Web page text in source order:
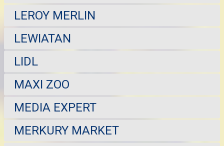
LEROY MERLIN
LEWIATAN
LIDL
MAXI ZOO
MEDIA EXPERT
MERKURY MARKET